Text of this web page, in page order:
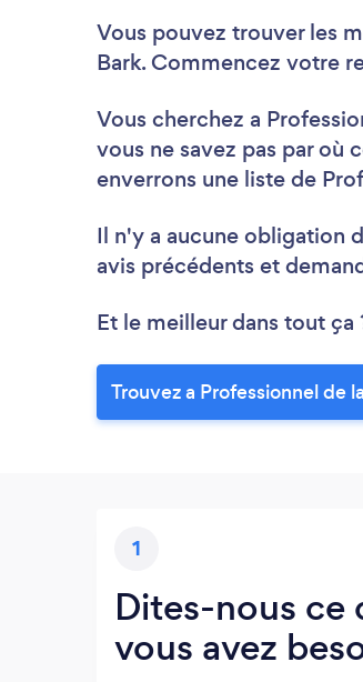
Vous pouvez trouver les
Bark. Commencez votre
Vous cherchez a
vous ne savez pas par où
enverrons une liste de
Il n'y a aucune obligation
avis précédents et
Et le meilleur dans tout
Trouvez a Professionnel de
1
Dites-nous ce
vous avez